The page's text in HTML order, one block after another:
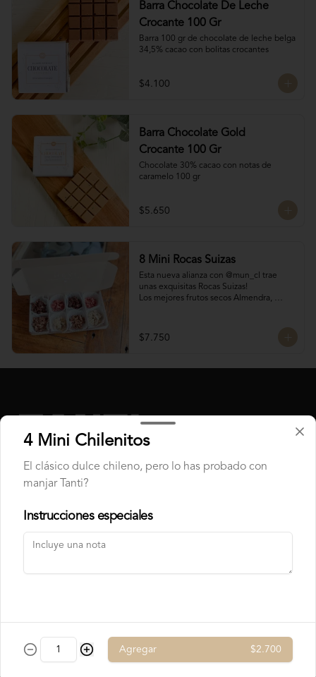
Barra Chocolate De Leche
Crocante 100 Gr
Barra 100 gr de chocolate de leche belga
34,5% cacao con bolitas crocantes
$4.100
Barra Chocolate Gold
Crocante 100 Gr
Chocolate 30% cacao con notas de
caramelo 100 gr
$5.650
8 Mini Rocas Suizas
Esta nueva alianza con @mun_cl trae
unas exquisitas Rocas Suizas!
Los mejores frutos secos Almendra,
4 tipos de chocolate
Chocolate Bitter
$7.750
Conócenos
Términos y condiciones
Redes sociales
Instagram
4 Mini Chilenitos
El clásico dulce chileno, pero lo has probado con
manjar Tanti?
Instrucciones especiales
Agregar $2.700